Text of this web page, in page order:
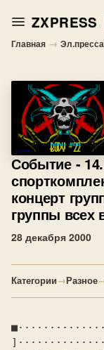
ZXPRESS
Главная → Эл.пресса
Событие-
концерт
группы всех
28 декабря 2000
Категории→Разное